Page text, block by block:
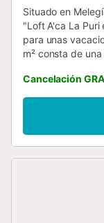
Situado en
"Loft A'ca La Puri
para unas
m² consta de
servicios
(apto para
Hay una cuna
también dispone
como cubiertas,
Cancelación